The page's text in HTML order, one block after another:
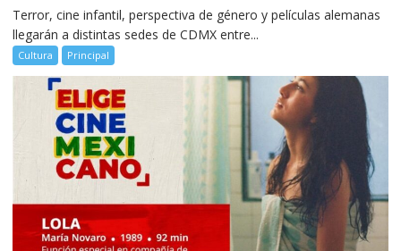
Terror, cine infantil, perspectiva de género y películas alemanas
llegarán a distintas sedes de CDMX entre...
Cultura Principal